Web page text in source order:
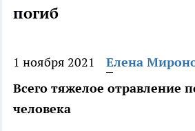
погиб
1 ноября 2021
Елена
Всего тяжелое отравление
человека